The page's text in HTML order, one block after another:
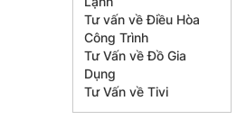
Tư vấn về Điều Hòa
Công Trình
Tư Vấn về Đồ Gia
Dụng
Tư Vấn về Tivi